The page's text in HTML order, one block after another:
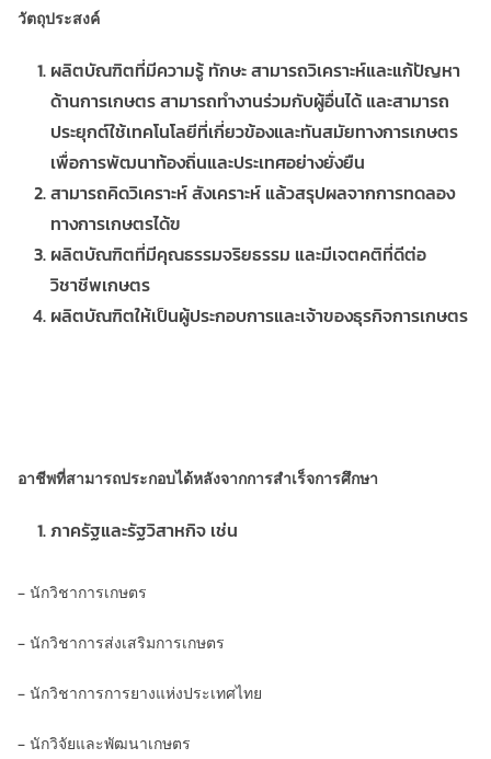
วัตถุประสงค์
ผลิตบัณฑิตที่มีความรู้ ทักษะ สามารถวิเคราะห์และแก้ปัญหา
ด้านการเกษตร สามารถทำงานร่วมกับผู้อื่นได้ และสามารถ
ประยุกต์ใช้เทคโนโลยีที่เกี่ยวข้องและทันสมัยทางการเกษตร
เพื่อการพัฒนาท้องถิ่นและประเทศอย่างยั่งยืน
สามารถคิดวิเคราะห์ สังเคราะห์ แล้วสรุปผลจากการทดลอง
ทางการเกษตรได้ฃ
ผลิตบัณฑิตที่มีคุณธรรมจริยธรรม และมีเจตคติที่ดีต่อ
วิชาชีพเกษตร
ผลิตบัณฑิตให้เป็นผู้ประกอบการและเจ้าของธุรกิจการเกษตร
อาชีพที่สามารถประกอบได้หลังจากการสำเร็จการศึกษา
ภาครัฐและรัฐวิสาหกิจ เช่น
– นักวิชาการเกษตร
– นักวิชาการส่งเสริมการเกษตร
– นักวิชาการการยางแห่งประเทศไทย
– นักวิจัยและพัฒนาเกษตร